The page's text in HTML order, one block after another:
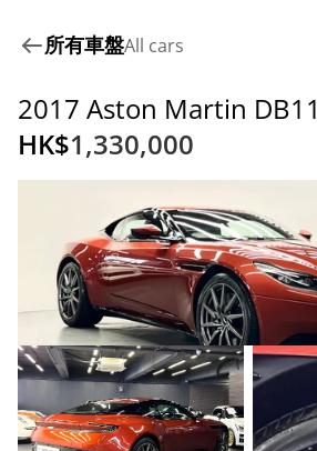
所有車盤All cars
2017 Aston Martin DB11
HK$1,330,000